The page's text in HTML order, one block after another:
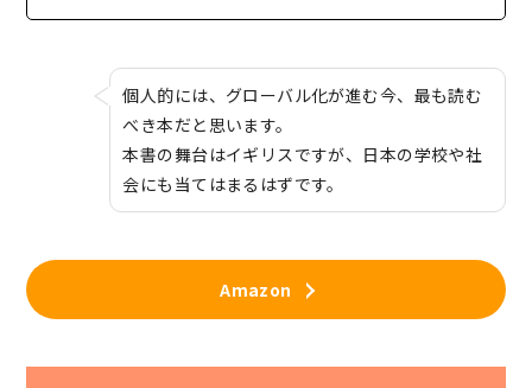
個人的には、グローバル化が進む今、最も読む
べき本だと思います。
本書の舞台はイギリスですが、日本の学校や社
会にも当てはまるはずです。
Amazon